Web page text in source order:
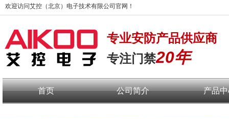
欢迎访问艾控（北京）电子技术有限公司官网 ！
首页 公司简介 产品
专业安防产品供应商
专注门禁20年